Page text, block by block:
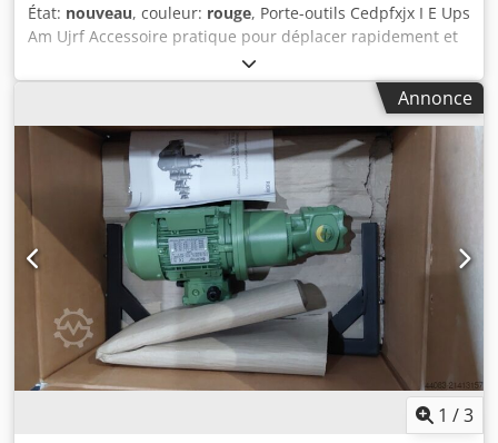
État: nouveau, couleur: rouge, Porte-outils Cedpfxjx I E Ups
Am Ujrf Accessoire pratique pour déplacer rapidement et
facilement les machines avec connexion 3 points. Convient
pour une utilisation sur des fourches à palettes. État :
Annonce
1 /3